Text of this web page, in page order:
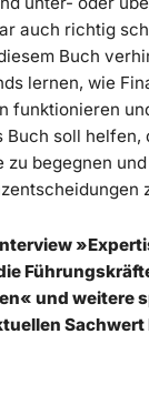
auch richtig
Buch
lernen, wie
funktionieren
Buch soll helfen,
zu begegnen
und weitere
Sachwert